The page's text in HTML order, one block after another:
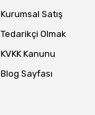
Kurumsal Satış
Tedarikçi Olmak
KVKK Kanunu
Blog Sayfası